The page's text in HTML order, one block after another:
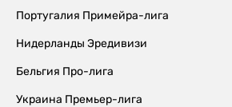
Португалия Примейра-лига
Нидерланды Эредивизи
Бельгия Про-лига
Украина Премьер-лига